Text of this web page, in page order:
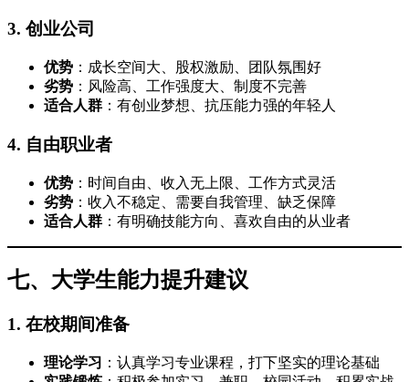
3. 创业公司
优势 ：成长空间大、股权激励、团队氛围好
劣势 ：风险高、工作强度大、制度不完善
适合人群 ：有创业梦想、抗压能力强的年轻人
4. 自由职业者
优势 ：时间自由、收入无上限、工作方式灵活
劣势 ：收入不稳定、需要自我管理、缺乏保障
适合人群 ：有明确技能方向、喜欢自由的从业者
七、大学生能力提升建议
1. 在校期间准备
理论学习 ：认真学习专业课程，打下坚实的理论基础